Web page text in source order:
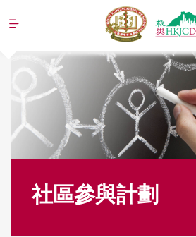
Jump to navigation
社區參與計劃